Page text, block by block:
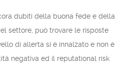
dubiti della buona fede e della
settore, può trovare le risposte
di allerta si è innalzato e non è
negativa ed il reputational risk